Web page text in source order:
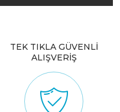
TEK TIKLA GÜVENLİ
ALIŞVERİŞ